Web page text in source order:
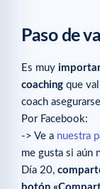
Paso de
Es muy
coaching que
coach
Por Facebook:
-> Ve a nuestra
me gusta si aún
Día 20,